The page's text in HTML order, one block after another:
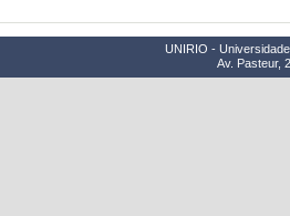
UNIRIO -
Av. Pasteur,